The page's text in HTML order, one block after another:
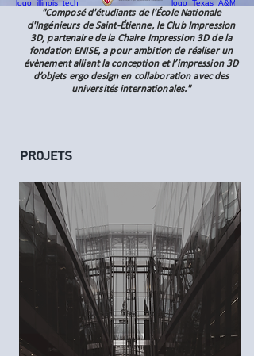
"Composé d'étudiants de l'École Nationale
d'Ingénieurs de Saint-Étienne, le Club Impression
3D, partenaire de la Chaire Impression 3D de la
fondation ENISE, a pour ambition de réaliser un
évènement alliant la conception et l’impression 3D
d’objets ergo design en collaboration avec des
universités internationales."
PROJETS